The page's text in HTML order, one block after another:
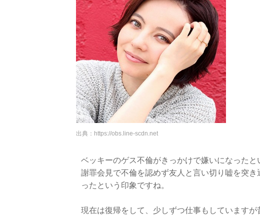
出典： https://obs.line-scdn.net
ベッキーのゲス不倫がきっかけで嫌いになった
謝罪会見で不倫を認めず友人と言い切り嘘を突
ったという印象ですね。
現在は復帰をして、少しずつ仕事もしています